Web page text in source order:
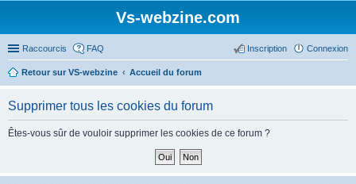
Vs-webzine.com
Raccourcis FAQ Connexion
Inscription
Retour sur VS-webzine Accueil du forum
Supprimer tous les cookies du forum
Êtes-vous sûr de vouloir supprimer les cookies de ce forum ?